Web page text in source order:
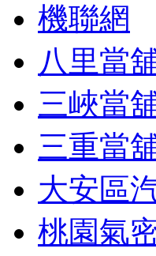
機聯網
八里當
三峽當
三重當
大安區
桃園氣